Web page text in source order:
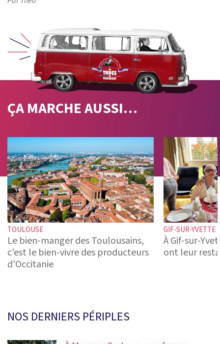
ÇA MARCHEAUSSI…
TOULOUSE
Le bien-manger des Toulousains,
c’est le bien-vivre des producteurs
d’Occitanie
GIF-SUR-YVETTE
À Gif-sur-
ont leur
NOS DERNIERS PÉRIPLES